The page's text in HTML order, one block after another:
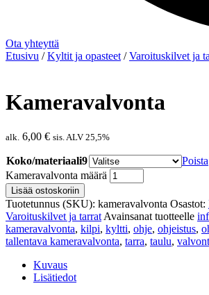
Ota yhteyttä
Etusivu /Kyltit ja opasteet /Varoituskilvet ja
Kameravalvonta
alk. 6,00 € sis. ALV 25,5%
Koko/materiaali9
Poista
Kameravalvonta määrä
Lisää ostoskoriin
Tuotetunnus (SKU): kameravalvonta Osastot:
Varoituskilvet ja tarrat Avainsanat tuotteelle
kameravalvonta, kilpi, kyltti, ohje, ohjeistus,
tallentava kameravalvonta, tarra, taulu,
Kuvaus
Lisätiedot